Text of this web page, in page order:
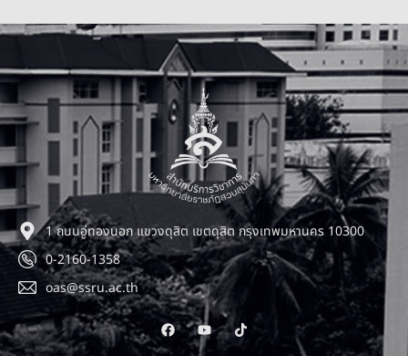
1 ถนนอู่ทองนอก แขวงดุสิต เขตดุสิต กรุงเทพมหานคร 10300
0-2160-1358
oas@ssru.ac.th